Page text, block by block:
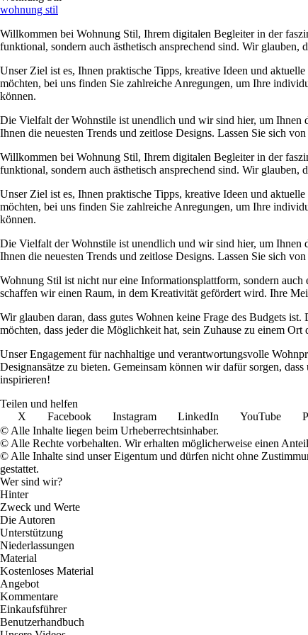
wohnung stil
Willkommen bei Wohnung Stil, Ihrem digitalen Begleiter in der
funktional, sondern auch ästhetisch ansprechend sind. Wir glauben,
Unser Ziel ist es, Ihnen praktische Tipps, kreative Ideen und
möchten, bei uns finden Sie zahlreiche Anregungen, um Ihre
können.
Die Vielfalt der Wohnstile ist unendlich und wir sind hier, um Ihnen
Ihnen die neuesten Trends und zeitlose Designs. Lassen Sie sich
Willkommen bei Wohnung Stil, Ihrem digitalen Begleiter in der
funktional, sondern auch ästhetisch ansprechend sind. Wir glauben,
Unser Ziel ist es, Ihnen praktische Tipps, kreative Ideen und
möchten, bei uns finden Sie zahlreiche Anregungen, um Ihre
können.
Die Vielfalt der Wohnstile ist unendlich und wir sind hier, um Ihnen
Ihnen die neuesten Trends und zeitlose Designs. Lassen Sie sich
Wohnung Stil ist nicht nur eine Informationsplattform, sondern
schaffen wir einen Raum, in dem Kreativität gefördert wird. Ihre
Wir glauben daran, dass gutes Wohnen keine Frage des Budgets
möchten, dass jeder die Möglichkeit hat, sein Zuhause zu einem Ort
Unser Engagement für nachhaltige und verantwortungsvolle
Designansätze zu bieten. Gemeinsam können wir dafür sorgen,
inspirieren!
Teilen und helfen
X
Facebook Instagram LinkedIn YouTube
© Alle Inhalte liegen beim Urheberrechtsinhaber.
© Alle Rechte vorbehalten. Wir erhalten möglicherweise einen
© Alle Inhalte sind unser Eigentum und dürfen nicht ohne
gestattet.
Wer sind wir?
Hinter
Zweck und Werte
Die Autoren
Unterstützung
Niederlassungen
Material
Kostenloses Material
Angebot
Kommentare
Einkaufsführer
Benutzerhandbuch